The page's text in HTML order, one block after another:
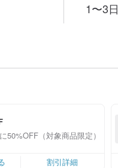
1〜3日
50%OFF（対象商品限定）
割引詳細